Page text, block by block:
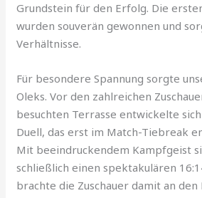
Grundstein für den Erfolg. Die
wurden souverän gewonnen und
Verhältnisse.
Für besondere Spannung sorgte
Oleks. Vor den zahlreichen
besuchten Terrasse entwickelte
Duell, das erst im Match-Tiebreak
Mit beeindruckendem Kampfgeist
schließlich einen spektakulären
brachte die Zuschauer damit an den